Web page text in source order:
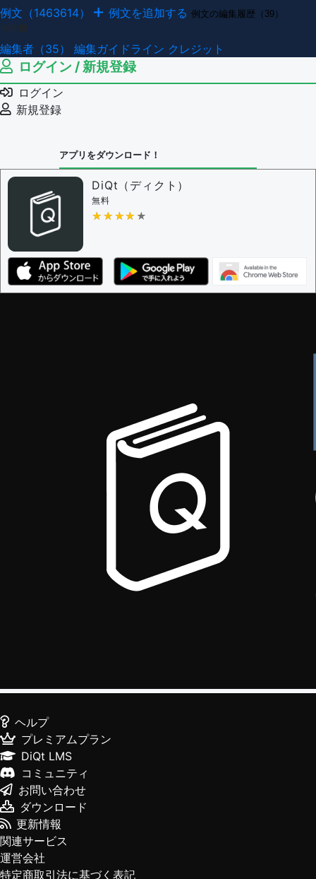
例文（1463614） 例文を追加する 例文の編集履歴（39）
編集者（35） 編集ガイドライン クレジット
ログイン / 新規登録
ログイン
新規登録
アプリをダウンロード！
DiQt（ディクト）
無料
★★★★★
★★★★★
ヘルプ
プレミアムプラン
DiQt LMS
コミュニティ
お問い合わせ
ダウンロード
更新情報
関連サービス
運営会社
特定商取引法に基づく表記